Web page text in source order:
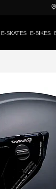
E-SKATES E-BIKES